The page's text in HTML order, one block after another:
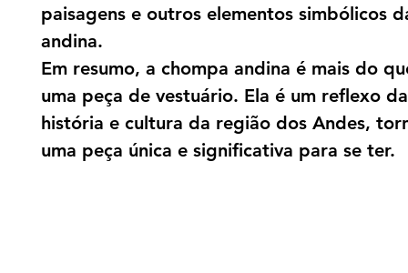
paisagens e outros elementos simbólicos
andina.
Em resumo, a chompa andina é mais do
uma peça de vestuário. Ela é um reflexo
história e cultura da região dos Andes,
uma peça única e significativa para se ter.